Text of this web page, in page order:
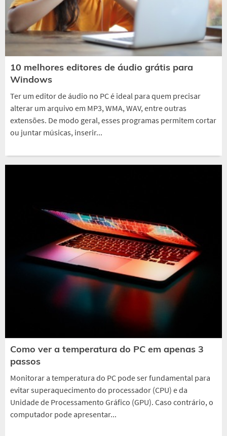
10 melhores editores de áudio grátis para
Windows
Ter um editor de áudio no PC é ideal para quem precisar
alterar um arquivo em MP3, WMA, WAV, entre outras
extensões. De modo geral, esses programas permitem cortar
ou juntar músicas, inserir...
Como ver a temperatura do PC em apenas 3
passos
Monitorar a temperatura do PC pode ser fundamental para
evitar superaquecimento do processador (CPU) e da
Unidade de Processamento Gráfico (GPU). Caso contrário, o
computador pode apresentar...